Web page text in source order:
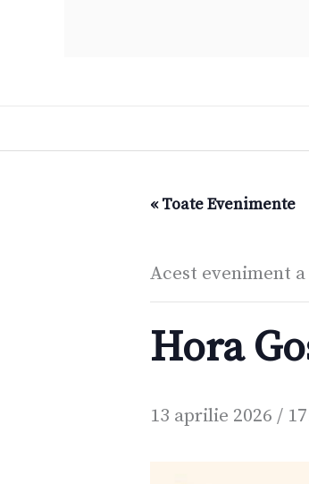
« Toate Evenimente
Acest eveniment
Hora
13 aprilie 2026 /